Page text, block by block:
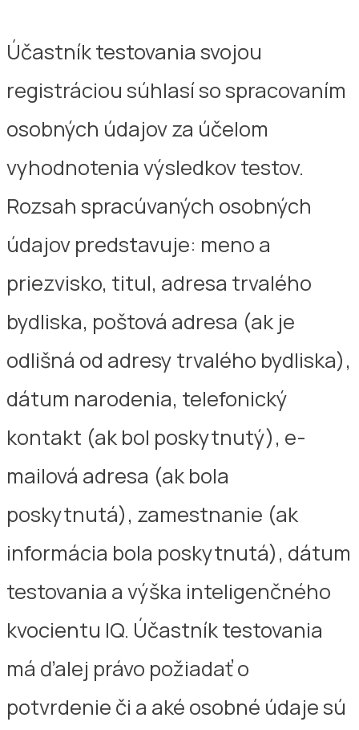
Účastník testovania svojou
registráciou súhlasí so spracovaním
osobných údajov za účelom
vyhodnotenia výsledkov testov.
Rozsah spracúvaných osobných
údajov predstavuje: meno a
priezvisko, titul, adresa trvalého
bydliska, poštová adresa (ak je
odlišná od adresy trvalého bydliska),
dátum narodenia, telefonický
kontakt (ak bol poskytnutý), e-
mailová adresa (ak bola
poskytnutá), zamestnanie (ak
informácia bola poskytnutá), dátum
testovania a výška inteligenčného
kvocientu IQ. Účastník testovania
má ďalej právo požiadať o
potvrdenie či a aké osobné údaje sú